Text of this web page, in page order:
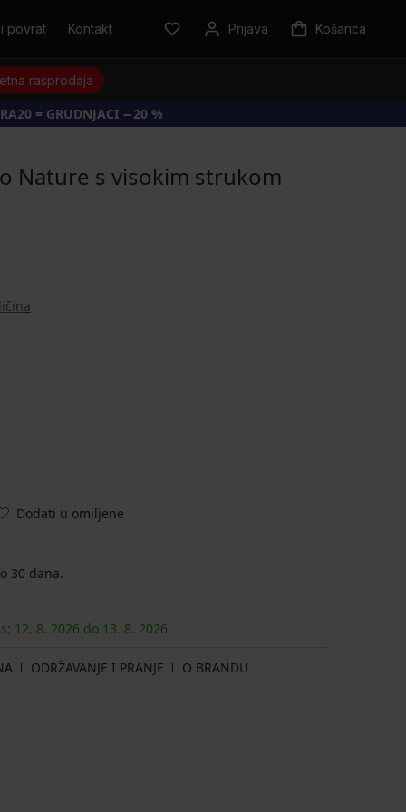
povrat Kontakt Prijava Košarica
rasprodaja
= GRUDNJACI −20 %
Nature s visokim strukom
Dodati u omiljene
30 dana.
12. 8. 2026 do 13. 8. 2026
ODRŽAVANJE I PRANJE
O BRANDU